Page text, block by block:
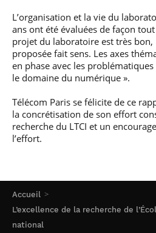
Accueil
L’excellence de la recherche de
national
L’organisation et la vie du
ans ont été évaluées de façon
projet du laboratoire est très bon,
proposée fait sens. Les axes
en phase avec les
le domaine du numérique ».
Télécom Paris se félicite de ce
la concrétisation de son effort
recherche du LTCI et un
l’effort.